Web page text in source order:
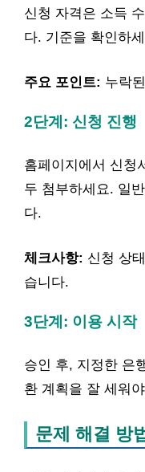
신청 자격은 소득
다. 기준을 확인하
주요 포인트: 누락
2단계: 신청 진행
홈페이지에서 신청
두 첨부하세요. 일
다.
체크사항: 신청 상
습니다.
3단계: 이용 시작
승인 후, 지정한 은
환 계획을 잘 세워
문제 해결 방